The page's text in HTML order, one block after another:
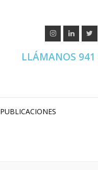
LLÁMANOS
PUBLICACIONES